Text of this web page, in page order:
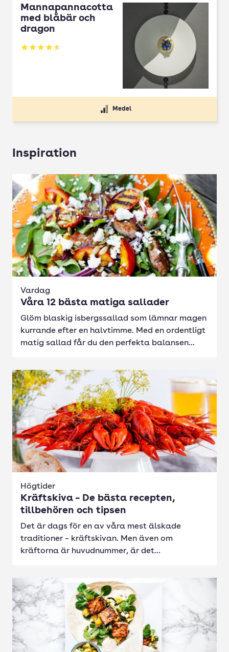
Mannapannacotta
med blåbär och
dragon
Betyg: 4.5 av 5
Medel
Inspiration
Vardag
Våra 12 bästa matiga sallader
Glöm blaskig isbergssallad som lämnar magen
kurrande efter en halvtimme. Med en ordentligt
matig sallad får du den perfekta balansen...
Högtider
Kräftskiva – De bästa recepten,
tillbehören och tipsen
Det är dags för en av våra mest älskade
traditioner – kräftskivan. Men även om
kräftorna är huvudnummer, är det...